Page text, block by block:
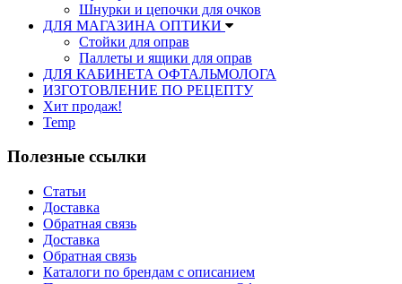
Шнурки и цепочки для очков
ДЛЯ МАГАЗИНА ОПТИКИ
Стойки для оправ
Паллеты и ящики для оправ
ДЛЯ КАБИНЕТА ОФТАЛЬМОЛОГА
ИЗГОТОВЛЕНИЕ ПО РЕЦЕПТУ
Хит продаж!
Temp
Полезные ссылки
Статьи
Доставка
Обратная связь
Доставка
Обратная связь
Каталоги по брендам с описанием